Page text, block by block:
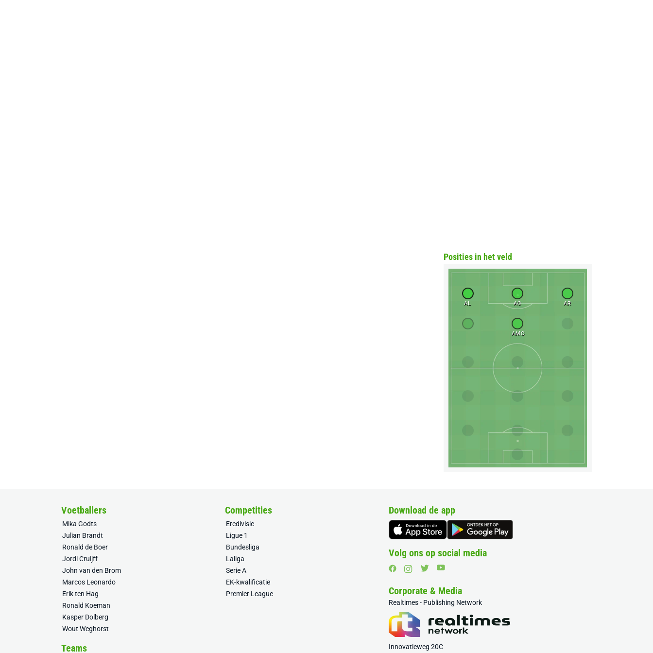
Posities in het veld
AL AC AR
AMC
Voetballers
Mika Godts
Julian Brandt
Ronald de Boer
Jordi Cruijff
John van den Brom
Marcos Leonardo
Erik ten Hag
Ronald Koeman
Kasper Dolberg
Wout Weghorst
Competities
Eredivisie
Ligue 1
Bundesliga
Laliga
Serie A
EK-kwalificatie
Premier League
Teams
Download de app
Volg ons op social media
Corporate & Media
Realtimes - Publishing Network
Innovatieweg 20C